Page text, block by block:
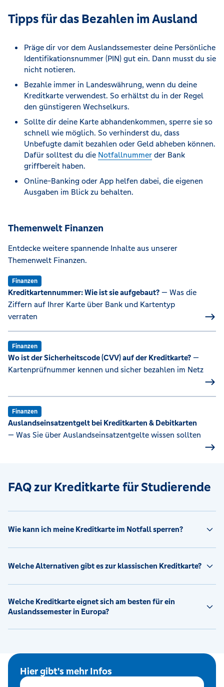
Tipps für das Bezahlen im Ausland
Präge dir vor dem Auslandssemester deine Persönliche
Identifikationsnummer (PIN) gut ein. Dann musst du sie
nicht notieren.
Bezahle immer in Landeswährung, wenn du deine
Kreditkarte verwendest. So erhältst du in der Regel
den günstigeren Wechselkurs.
Sollte dir deine Karte abhandenkommen, sperre sie so
schnell wie möglich. So verhinderst du, dass
Unbefugte damit bezahlen oder Geld abheben können.
Dafür solltest du die Notfallnummer der Bank
griffbereit haben.
Online-Banking oder App helfen dabei, die eigenen
Ausgaben im Blick zu behalten.
Themenwelt Finanzen
Entdecke weitere spannende Inhalte aus unserer
Themenwelt Finanzen.
Finanzen
Kreditkartennummer: Wie ist sie aufgebaut? — Was die
Ziffern auf Ihrer Karte über Bank und Kartentyp
verraten
Finanzen
Wo ist der Sicherheitscode (CVV) auf der Kreditkarte? —
Kartenprüfnummer kennen und sicher bezahlen im Netz
Finanzen
Auslandseinsatzentgelt bei Kreditkarten & Debitkarten
— Was Sie über Auslandseinsatzentgelte wissen sollten
FAQ zur Kreditkarte für Studierende
Wie kann ich meine Kreditkarte im Notfall sperren?
Welche Alternativen gibt es zur klassischen Kreditkarte?
Welche Kreditkarte eignet sich am besten für ein
Auslandssemester in Europa?
Hier gibt's mehr Infos